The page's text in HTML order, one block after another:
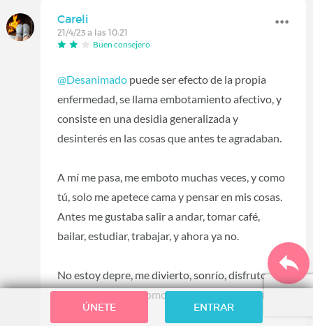
Careli
21/4/23 a las 10:21
Buen consejero
@Desanimado puede ser efecto de la propia
enfermedad, se llama embotamiento afectivo, y
consiste en una desidia generalizada y
desinterés en las cosas que antes te agradaban.
A mí me pasa, me emboto muchas veces, y como
tú, solo me apetece cama y pensar en mis cosas.
Antes me gustaba salir a andar, tomar café,
bailar, estudiar, trabajar, y ahora ya no.
No estoy depre, me divierto, sonrío, disfruto de
las cosas, pero es como si tuviese una desidia
permanente.
ÚNETE ENTRAR